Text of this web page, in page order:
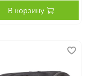
В корзину